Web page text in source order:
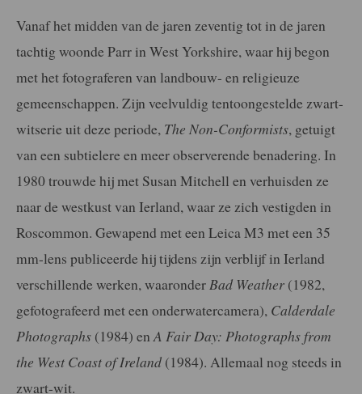
Vanaf het midden van de jaren zeventig tot in de jaren
tachtig woonde Parr in West Yorkshire, waar hij begon
met het fotograferen van landbouw- en religieuze
gemeenschappen. Zijn veelvuldig tentoongestelde zwart-
witserie uit deze periode, The Non-Conformists, getuigt
van een subtielere en meer observerende benadering. In
1980 trouwde hij met Susan Mitchell en verhuisden ze
naar de westkust van Ierland, waar ze zich vestigden in
Roscommon. Gewapend met een Leica M3 met een 35
mm-lens publiceerde hij tijdens zijn verblijf in Ierland
verschillende werken, waaronderBad Weather (1982,
gefotografeerd met een onderwatercamera), Calderdale
Photographs (1984) enA Fair Day: Photographs from
the West Coast of Ireland (1984). Allemaal nog steeds in
zwart-wit.